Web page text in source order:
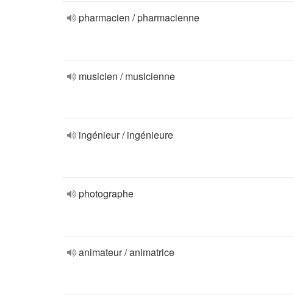
pharmacien / pharmacienne
musicien / musicienne
ingénieur / ingénieure
photographe
animateur / animatrice